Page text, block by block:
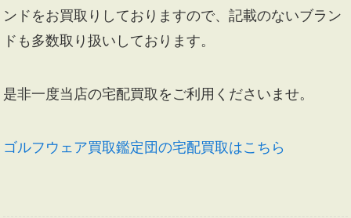
ンドをお買取りしておりますので、記載のないブラン
ドも多数取り扱いしております。
是非一度当店の宅配買取をご利用くださいませ。
ゴルフウェア買取鑑定団の宅配買取はこちら